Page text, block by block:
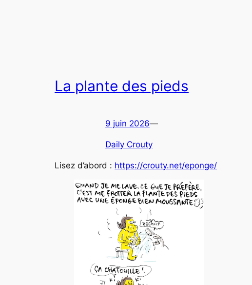
La plante des pieds
9 juin 2026—
Daily Crouty
Lisez d’abord : https://crouty.net/eponge/